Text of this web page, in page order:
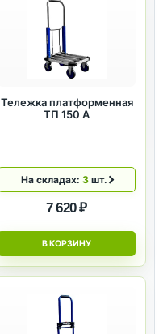
Тележка платформенная
ТП 150 А
На складах: 3шт.
7 620 ₽
В КОРЗИНУ